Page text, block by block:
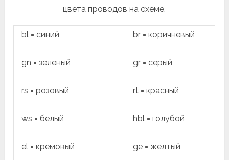
цвета проводов на схеме.
bl = синий br = коричневый
gn = зеленый gr = серый
rs = розовый rt = красный
ws = белый hbl = голубой
el = кремовый ge = желтый